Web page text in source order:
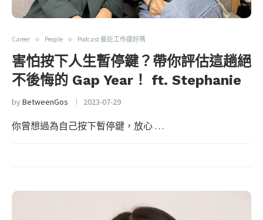
Career People Podcast 最近工作還好嗎
害怕按下人生暫停鍵？帶你評估這趟絕
不後悔的 Gap Year！ ft. Stephanie
byBetweenGos 2023-07-29
你曾想過為自己按下暫停鍵，放心 …